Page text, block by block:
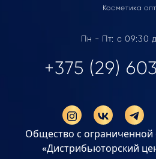
Косметика
Пн - Пт: с 09:30
+375 (29)
Общество с ограниченной
«Дистрибьюторский